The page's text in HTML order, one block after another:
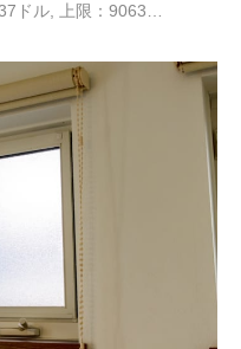
ドル, 上限：9063…